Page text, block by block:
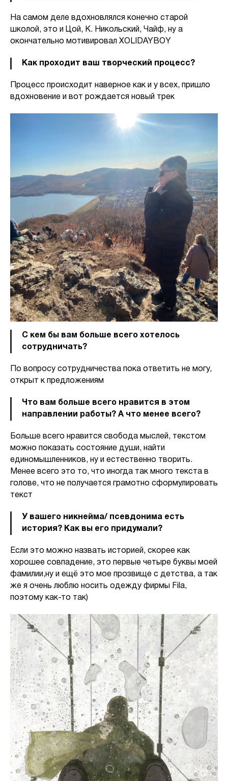
На самом деле вдохновлялся конечно старой
школой, это и Цой, К. Никольский, Чайф, ну а
окончательно мотивировал XOLIDAYBOY
Как проходит ваш творческий процесс?
Процесс происходит наверное как и у всех, пришло
вдохновение и вот рождается новый трек
С кем бы вам больше всего хотелось
сотрудничать?
По вопросу сотрудничества пока ответить не могу,
открыт к предложениям
Что вам больше всего нравится в этом
направлении работы? А что менее всего?
Больше всего нравится свобода мыслей, текстом
можно показать состояние души, найти
единомышленников, ну и естественно творить.
Менее всего это то, что иногда так много текста в
голове, что не получается грамотно сформулировать
текст
У вашего никнейма/ псевдонима есть
история? Как вы его придумали?
Если это можно назвать историей, скорее как
хорошее совпадение, это первые четыре буквы моей
фамилии,ну и ещё это мое прозвище с детства, а так
же я очень люблю носить одежду фирмы Fila,
поэтому как-то так)